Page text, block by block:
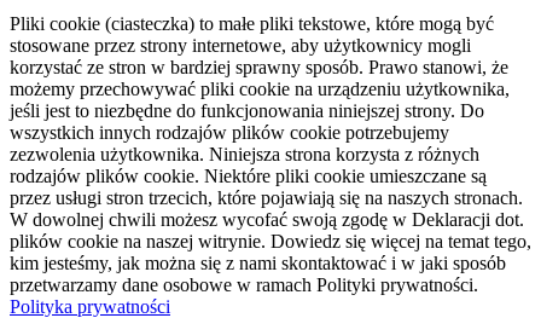
Pliki cookie (ciasteczka) to małe pliki tekstowe, które mogą być
stosowane przez strony internetowe, aby użytkownicy mogli
korzystać ze stron w bardziej sprawny sposób. Prawo stanowi, że
możemy przechowywać pliki cookie na urządzeniu użytkownika,
jeśli jest to niezbędne do funkcjonowania niniejszej strony. Do
wszystkich innych rodzajów plików cookie potrzebujemy
zezwolenia użytkownika. Niniejsza strona korzysta z różnych
rodzajów plików cookie. Niektóre pliki cookie umieszczane są
przez usługi stron trzecich, które pojawiają się na naszych stronach.
W dowolnej chwili możesz wycofać swoją zgodę w Deklaracji dot.
plików cookie na naszej witrynie. Dowiedz się więcej na temat tego,
kim jesteśmy, jak można się z nami skontaktować i w jaki sposób
przetwarzamy dane osobowe w ramach Polityki prywatności.
Polityka prywatności